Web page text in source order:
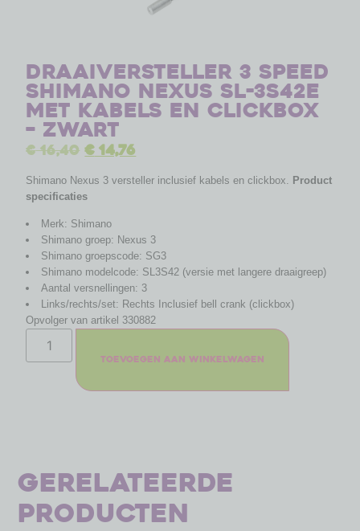
Draaiversteller 3 speed
Shimano Nexus SL-3S42E
met kabels en clickbox
– zwart
€16,40 €14,76
Shimano Nexus 3 versteller inclusief kabels en clickbox. Product
specificaties
Merk: Shimano
Shimano groep: Nexus 3
Shimano groepscode: SG3
Shimano modelcode: SL3S42 (versie met langere draaigreep)
Aantal versnellingen: 3
Links/rechts/set: Rechts Inclusief bell crank (clickbox)
Opvolger van artikel 330882
Toevoegen aan winkelwagen
Gerelateerde
producten